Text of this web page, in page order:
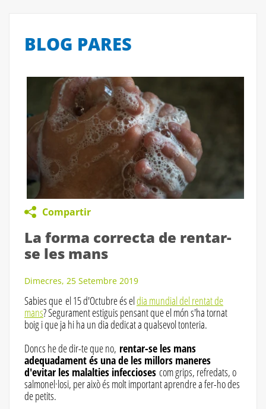
BLOG PARES
Compartir
La forma correcta de rentar-
se les mans
Dimecres, 25 Setembre 2019
Sabies que el 15 d'Octubre és eldia mundial del rentat de
mans? Segurament estiguis pensant que el món s'ha tornat
boig i que ja hi ha un dia dedicat a qualsevol tonteria.
Doncs he de dir-te que no, rentar-se les mans
adequadament és una de les millors maneres
d'evitar les malalties infeccioses com grips, refredats, o
salmonel·losi, per això és molt important aprendre a fer-ho des
de petits.